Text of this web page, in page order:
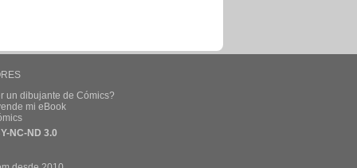
un dibujante de Cómics?
mi eBook
NC-ND 3.0